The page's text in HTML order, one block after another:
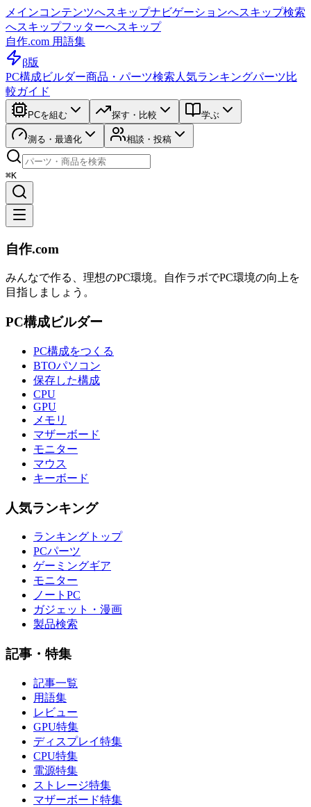
メインコンテンツへスキップナビゲーションへスキップ検索
へスキップフッターへスキップ
自作.com 用語集
β版
PC構成ビルダー商品・パーツ検索 人気ランキングパーツ比
較ガイド
PCを組む 探す・比較 学ぶ
測る・最適化 相談・投稿
⌘K
自作.com
みんなで作る、理想のPC環境。 自作ラボでPC環境の向上を
目指しましょう。
PC構成ビルダー
PC構成をつくる
BTOパソコン
保存した構成
CPU
GPU
メモリ
マザーボード
モニター
マウス
キーボード
人気ランキング
ランキングトップ
PCパーツ
ゲーミングギア
モニター
ノートPC
ガジェット・漫画
製品検索
記事・特集
記事一覧
用語集
レビュー
GPU特集
ディスプレイ特集
CPU特集
電源特集
ストレージ特集
マザーボード特集